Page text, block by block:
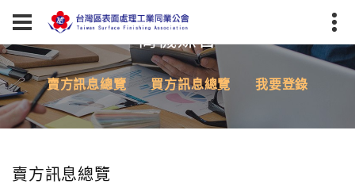
商機媒合
賣方訊息總覽 買方訊息總覽 我要登錄
賣方訊息總覽